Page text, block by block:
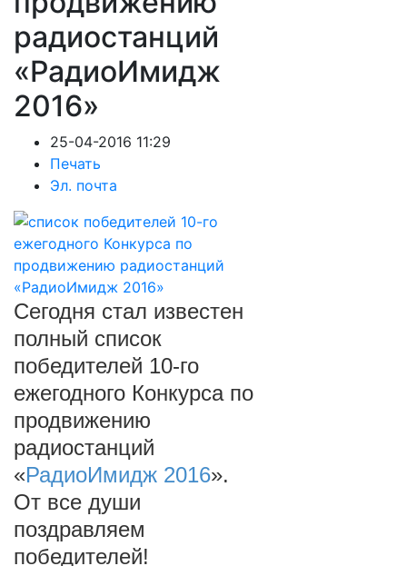
радиостанций
«РадиоИмидж
2016»
25-04-2016 11:29
Печать
Эл. почта
Сегодня стал известен
полный список
победителей 10-го
ежегодного Конкурса по
продвижению
радиостанций
«РадиоИмидж 2016».
От все души
поздравляем
победителей!